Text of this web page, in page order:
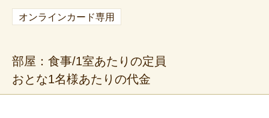
オンラインカード専用
部屋：食事/1室あたりの定員
おとな1名様あたりの代金